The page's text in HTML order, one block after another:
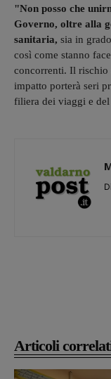
Articoli
"Non posso che
Governo, oltre alla
sanitaria, sia in
così come stanno
concorrenti. Il
impatto porterà seri
filiera dei viaggi e del